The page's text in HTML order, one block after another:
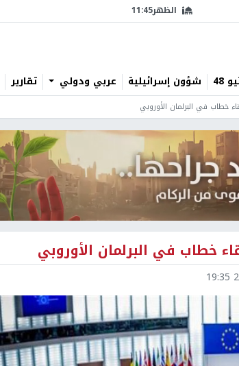
الظهر11:45
شؤون إسرائيلية عربي ودولي تقارير